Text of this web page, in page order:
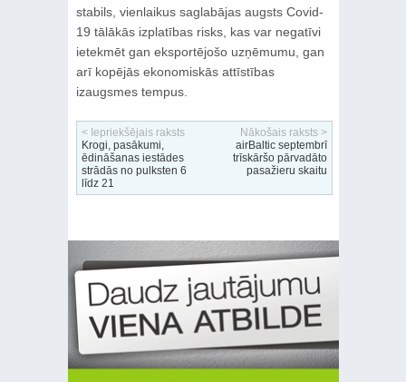
stabils, vienlaikus saglabājas augsts Covid-
19 tālākās izplatības risks, kas var negatīvi
ietekmēt gan eksportējošo uzņēmumu, gan
arī kopējās ekonomiskās attīstības
izaugsmes tempus.
< Iepriekšējais raksts
Krogi, pasākumi,
ēdināšanas iestādes
strādās no pulksten 6
līdz 21
Nākošais raksts >
airBaltic septembrī
trīskāršo pārvadāto
pasažieru skaitu